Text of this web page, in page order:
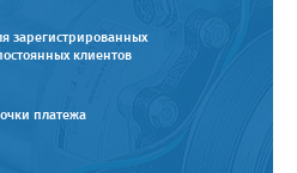
зарегистрированных
клиентов
платежа